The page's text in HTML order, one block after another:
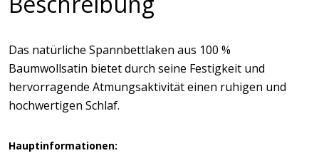
Das natürliche Spannbettlaken aus 100 %
Baumwollsatin bietet durch seine Festigkeit und
hervorragende Atmungsaktivität einen ruhigen und
hochwertigen Schlaf.
Hauptinformationen: